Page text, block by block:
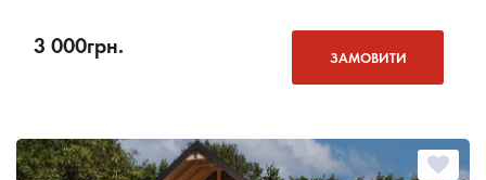
3 000грн. ЗАМОВИТИ